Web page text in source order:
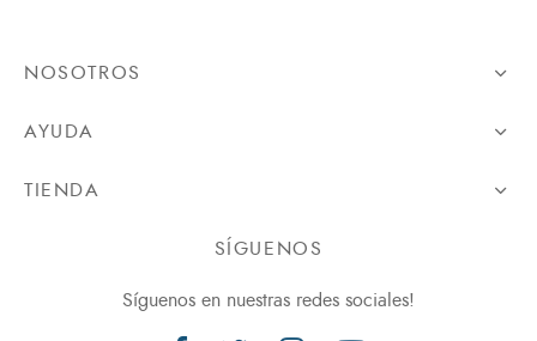
NOSOTROS
AYUDA
TIENDA
SÍGUENOS
Síguenos en nuestras redes sociales!